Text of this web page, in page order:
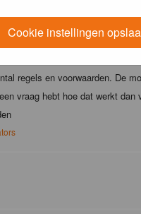
Cookie instellingen
een foto-site. Het plaatsen
regels en voorwaarden. De
vraag hebt hoe dat werkt dan